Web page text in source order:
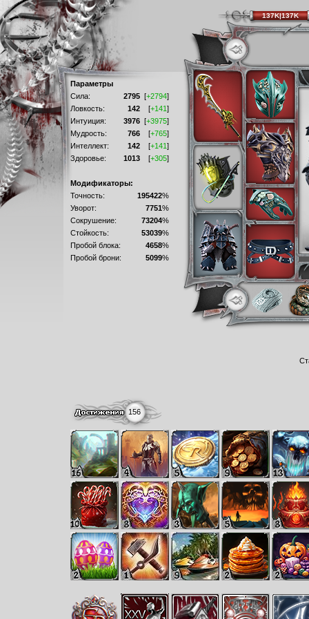
Параметры
Сила:
2795 [+2794]
Ловкость:
142 [+141]
Интуиция:
3976 [+3975]
Мудрость:
766 [+765]
Интеллект:
142 [+141]
Здоровье:
1013 [+305]
Модификаторы:
Точность:
195422%
Уворот:
7751%
Сокрушение:
73204%
Стойкость:
53039%
Пробой блока:
4658%
Пробой брони:
5099%
156
137K|137K